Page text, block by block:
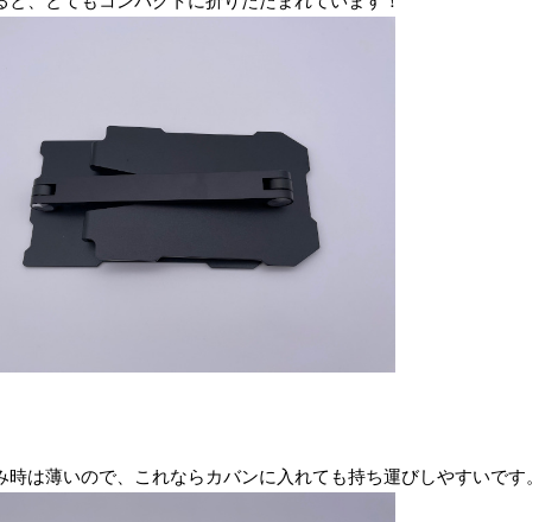
時は薄いので、これならカバンに入れても持ち運びしやすいです。